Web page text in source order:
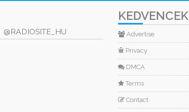
@RADIOSITE_HU
KEDVENCEK
Advertise
Privacy
DMCA
Terms
Contact